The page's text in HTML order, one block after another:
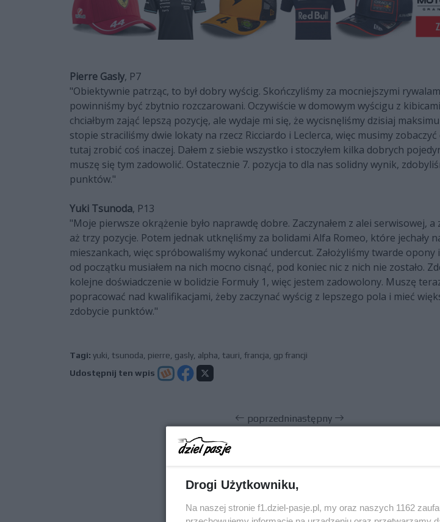
Pierre Gasly, P7
"Obiektywnie patrząc, to był dobry wyścig. Skończyliśmy za mocniejszymi
powinniśmy być zbytnio rozczarowani. Oczywiście w domowym wyścigu z
chciałbym zająć lepszą pozycję, ale wydaje mi się, że wycisnęliśmy dzisiaj
stopie straciliśmy dwie lokaty na rzecz Ricciardo i Leclerca, więc musimy zobaczyć
tutaj zrobić coś inaczej. Dałem z siebie wszystko i stoczyłem kilka dobrych
muszę się tym zadowolić. Ostatecznie 7. pozycja to dla nas solidny wynik,
punktów."
Yuki Tsunoda, P13
"Moje pierwsze okrążenie było naprawdę dobre. Zaczynałem z alei serwisowej, a
aż trzy pozycje. Potem jednak utknęliśmy za bolidami Alfa Romeo, które jechały
mieszankach, więc spróbowaliśmy wykonać undercut. Założyliśmy twarde opony
od początku musiałem na nich mocno cisnąć, pod koniec nic z nich nie zostało.
kolejne doświadczenie w bolidzie Formuły 1, więc jestem zadowolony. Muszę
popracować nad kwalifikacjami, żeby zaczynać wyścig z lepszego pola i mieć
zdobycie punktów."
Tagi: yuki tsunoda pierre gasly alpha tauri francja gp francji
Udostępnij ten wpis
poprzedninastępny
Drogi Użytkowniku,
Na naszej stronie f1.dziel-pasje.pl, my oraz naszych 1162